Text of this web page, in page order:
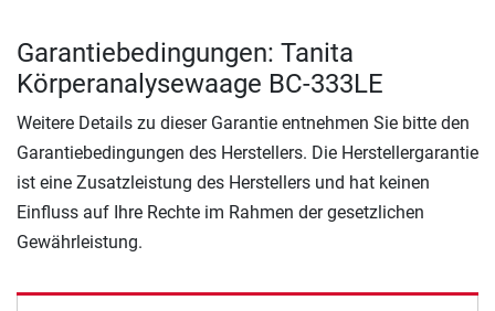
Garantiebedingungen: Tanita
Körperanalysewaage BC-333LE
Weitere Details zu dieser Garantie entnehmen Sie bitte den
Garantiebedingungen des Herstellers. Die Herstellergarantie
ist eine Zusatzleistung des Herstellers und hat keinen
Einfluss auf Ihre Rechte im Rahmen der gesetzlichen
Gewährleistung.